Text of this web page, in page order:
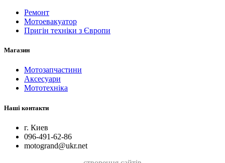
Ремонт
Мотоевакуатор
Пригін техніки з Європи
Магазин
Мотозапчастини
Аксесуари
Мототехніка
Наші контакти
г. Киев
096-491-62-86
motogrand@ukr.net